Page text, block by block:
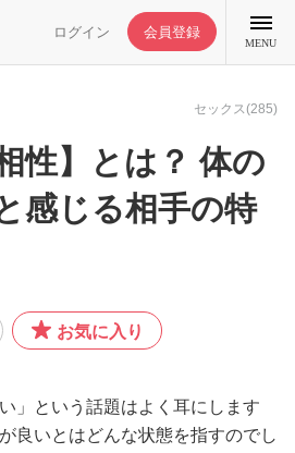
ログイン 会員登録
MENU
セックス(285)
性】とは？ 体の
感じる相手の特
お気に入り
」という話題はよく耳にします
良いとはどんな状態を指すのでし